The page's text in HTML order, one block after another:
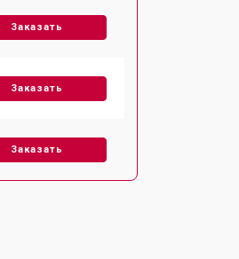
Заказать
Заказать
Заказать